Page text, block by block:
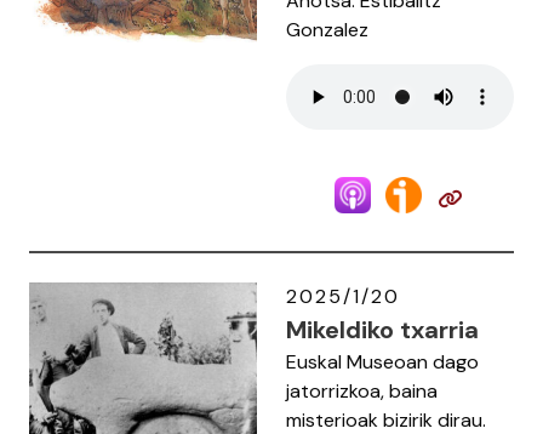
Gonzalez
2025/1/20
Mikeldiko txarria
Euskal Museoan dago
jatorrizkoa, baina
misterioak bizirik dirau.